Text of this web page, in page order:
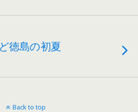
徳島の初夏
Back to top